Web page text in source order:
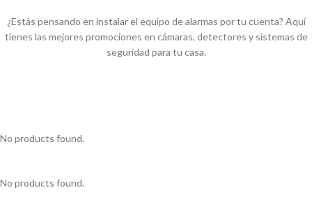
¿Estás pensando en instalar el equipo de alarmas por tu cuenta? Aquí
tienes las mejores promociones en cámaras, detectores y sistemas de
seguridad para tu casa.
No products found.
No products found.